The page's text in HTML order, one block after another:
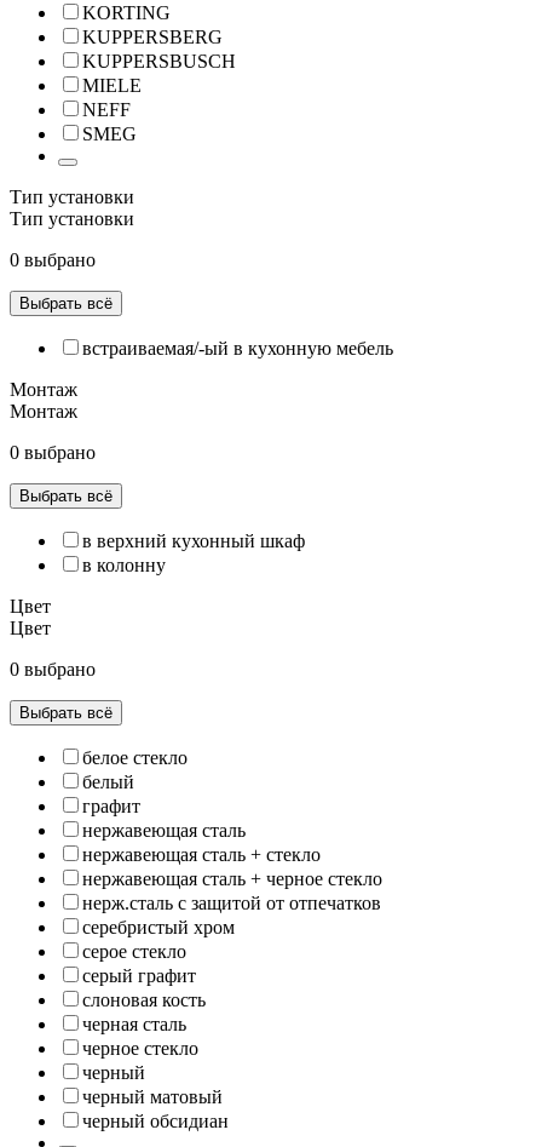
KORTING
KUPPERSBERG
KUPPERSBUSCH
MIELE
NEFF
SMEG
Тип установки
Тип установки
0 выбрано
Выбрать всё
встраиваемая/-ый в кухонную мебель
Монтаж
Монтаж
0 выбрано
Выбрать всё
в верхний кухонный шкаф
в колонну
Цвет
Цвет
0 выбрано
Выбрать всё
белое стекло
белый
графит
нержавеющая сталь
нержавеющая сталь + стекло
нержавеющая сталь + черное стекло
нерж.сталь с защитой от отпечатков
серебристый хром
серое стекло
серый графит
слоновая кость
черная сталь
черное стекло
черный
черный матовый
черный обсидиан